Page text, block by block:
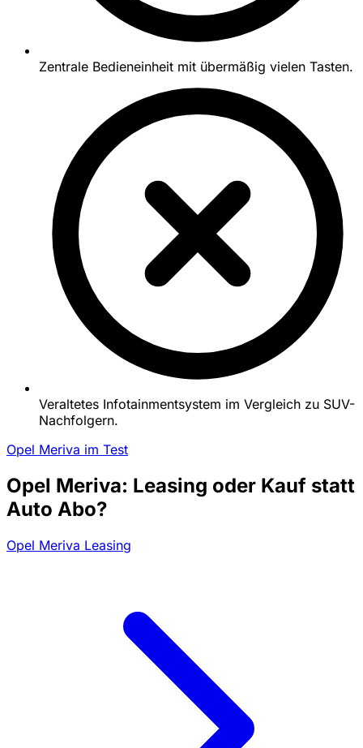
Zentrale Bedieneinheit mit übermäßig vielen Tasten.
Veraltetes Infotainmentsystem im Vergleich zu SUV-
Nachfolgern.
Opel Meriva im Test
Opel Meriva: Leasing oder Kauf statt
Auto Abo?
Opel Meriva Leasing